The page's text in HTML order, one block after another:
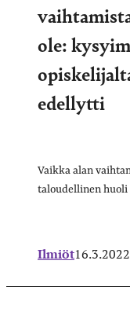
ole:
edellytti
Vaikka alan
taloudellinen
Ilmiöt16.3.2022